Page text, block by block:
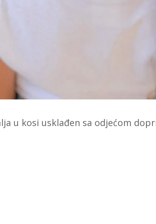
u kosi usklađen sa odjećom